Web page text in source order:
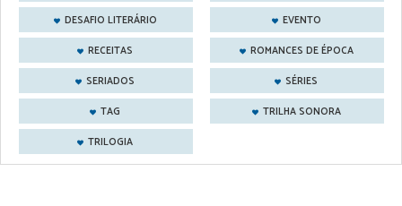
DESAFIO LITERÁRIO
EVENTO
RECEITAS
ROMANCES DE ÉPOCA
SERIADOS
SÉRIES
TAG
TRILHA SONORA
TRILOGIA